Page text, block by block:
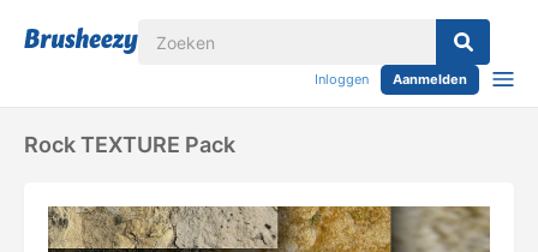
Inloggen Aanmelden
Rock TEXTURE Pack